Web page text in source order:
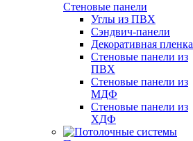
Стеновые панели
Углы из ПВХ
Сэндвич-панели
Декоративная пленка
Стеновые панели из
ПВХ
Стеновые панели из
МДФ
Стеновые панели из
ХДФ